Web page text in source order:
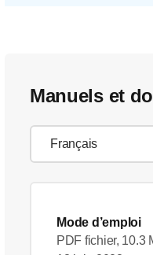
Manuels et
Mode d’emploi
PDF fichier, 10.3